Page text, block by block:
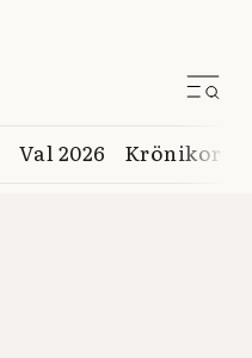
Val 2026 Krönikor